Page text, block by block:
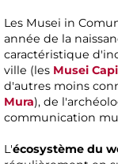
Les Musei in
année de la
caractéristique
ville (les Musei
d'autres moins
Mura), de
communication
L'écosystème du